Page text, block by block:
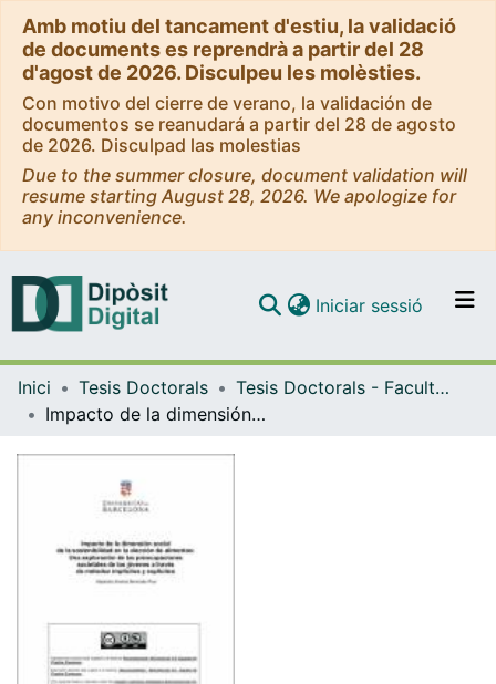
Amb motiu del tancament d'estiu, la validació
de documents es reprendrà a partir del 28
d'agost de 2026. Disculpeu les molèsties.
Con motivo del cierre de verano, la validación de
documentos se reanudará a partir del 28 de agosto
de 2026. Disculpad las molestias
Due to the summer closure, document validation will
resume starting August 28, 2026. We apologize for
any inconvenience.
Navega per tot el DD
Iniciar sessió (current)
Inici Tesis Doctorals
Tesis Doctorals - Facultat - Farmàcia i Ciències de l'Alimentació
Impacto de la dimensión social de la sostenibilidad en la elección de alimentos: Una exploración de las preocupaciones societales de los jóvenes a través de métodos implícitos y explícitos